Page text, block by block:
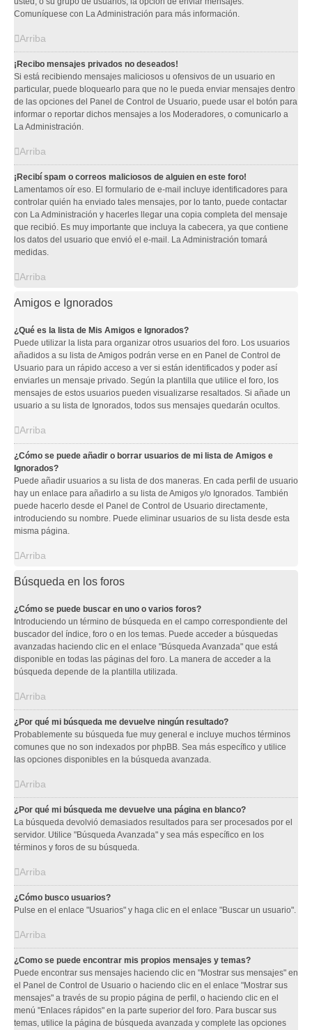
Comuníquese con La Administración para más información.
Arriba
¡Recibo mensajes privados no deseados!
Si está recibiendo mensajes maliciosos u ofensivos de un usuario en
particular, puede bloquearlo para que no le pueda enviar mensajes dentro
de las opciones del Panel de Control de Usuario, puede usar el botón para
informar o reportar dichos mensajes a los Moderadores, o comunicarlo a
La Administración.
Arriba
¡Recibí spam o correos maliciosos de alguien en este foro!
Lamentamos oír eso. El formulario de e-mail incluye identificadores para
controlar quién ha enviado tales mensajes, por lo tanto, puede contactar
con La Administración y hacerles llegar una copia completa del mensaje
que recibió. Es muy importante que incluya la cabecera, ya que contiene
los datos del usuario que envió el e-mail. La Administración tomará
medidas.
Arriba
Amigos e Ignorados
¿Qué es la lista de Mis Amigos e Ignorados?
Puede utilizar la lista para organizar otros usuarios del foro. Los usuarios
añadidos a su lista de Amigos podrán verse en en Panel de Control de
Usuario para un rápido acceso a ver si están identificados y poder así
enviarles un mensaje privado. Según la plantilla que utilice el foro, los
mensajes de estos usuarios pueden visualizarse resaltados. Si añade un
usuario a su lista de Ignorados, todos sus mensajes quedarán ocultos.
Arriba
¿Cómo se puede añadir o borrar usuarios de mi lista de Amigos e
Ignorados?
Puede añadir usuarios a su lista de dos maneras. En cada perfil de usuario
hay un enlace para añadirlo a su lista de Amigos y/o Ignorados. También
puede hacerlo desde el Panel de Control de Usuario directamente,
introduciendo su nombre. Puede eliminar usuarios de su lista desde esta
misma página.
Arriba
Búsqueda en los foros
¿Cómo se puede buscar en uno o varios foros?
Introduciendo un término de búsqueda en el campo correspondiente del
buscador del índice, foro o en los temas. Puede acceder a búsquedas
avanzadas haciendo clic en el enlace "Búsqueda Avanzada" que está
disponible en todas las páginas del foro. La manera de acceder a la
búsqueda depende de la plantilla utilizada.
Arriba
¿Por qué mi búsqueda me devuelve ningún resultado?
Probablemente su búsqueda fue muy general e incluye muchos términos
comunes que no son indexados por phpBB. Sea más específico y utilice
las opciones disponibles en la búsqueda avanzada.
Arriba
¿Por qué mi búsqueda me devuelve una página en blanco?
La búsqueda devolvió demasiados resultados para ser procesados por el
servidor. Utilice "Búsqueda Avanzada" y sea más específico en los
términos y foros de su búsqueda.
Arriba
¿Cómo busco usuarios?
Pulse en el enlace "Usuarios" y haga clic en el enlace "Buscar un usuario".
Arriba
¿Como se puede encontrar mis propios mensajes y temas?
Puede encontrar sus mensajes haciendo clic en "Mostrar sus mensajes" en
el Panel de Control de Usuario o haciendo clic en el enlace "Mostrar sus
mensajes" a través de su propio página de perfil, o haciendo clic en el
menú "Enlaces rápidos" en la parte superior del foro. Para buscar sus
temas, utilice la página de búsqueda avanzada y complete las opciones